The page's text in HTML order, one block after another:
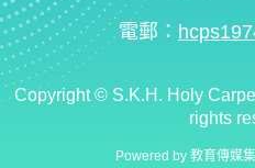
電郵：
Copyright © S.K.H. Holy
rights
Powered by 教育傳媒